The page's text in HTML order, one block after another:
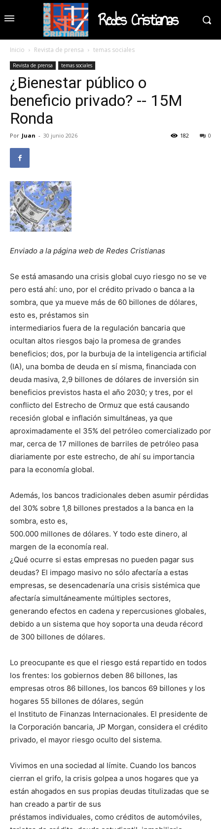
Redes Cristianas
Inicio Revista de prensa temas sociales
Revista de prensa temas sociales
¿Bienestar público o
beneficio privado? -- 15M
Ronda
Por Juan - 30 junio 2026 0
182
Enviado a la página web de Redes Cristianas
Se está amasando una crisis global cuyo riesgo no se ve
pero está ahí: uno, por el crédito privado o banca a la
sombra, que ya mueve más de 60 billones de dólares,
esto es, préstamos sin
intermediarios fuera de la regulación bancaria que
ocultan altos riesgos bajo la promesa de grandes
beneficios; dos, por la burbuja de la inteligencia artificial
(IA), una bomba de deuda en sí misma, financiada con
deuda masiva, 2,9 billones de dólares de inversión sin
beneficios previstos hasta el año 2030; y tres, por el
conflicto del Estrecho de Ormuz que está causando
recesión global e inflación simultáneas, ya que
aproximadamente el 35% del petróleo comercializado por
mar, cerca de 17 millones de barriles de petróleo pasa
diariamente por este estrecho, de ahí su importancia
para la economía global.
Además, los bancos tradicionales deben asumir pérdidas
del 30% sobre 1,8 billones prestados a la banca en la
sombra, esto es,
500.000 millones de dólares. Y todo este dinero, al
margen de la economía real.
¿Qué ocurre si estas empresas no pueden pagar sus
deudas? El impago masivo no sólo afectaría a estas
empresas, se desencadenaría una crisis sistémica que
afectaría simultáneamente múltiples sectores,
generando efectos en cadena y repercusiones globales,
debido a un sistema que hoy soporta una deuda récord
de 300 billones de dólares.
Lo preocupante es que el riesgo está repartido en todos
los frentes: los gobiernos deben 86 billones, las
empresas otros 86 billones, los bancos 69 billones y los
hogares 55 billones de dólares, según
el Instituto de Finanzas Internacionales. El presidente de
la Corporación bancaria, JP Morgan, considera el crédito
privado, el mayor riesgo oculto del sistema.
Vivimos en una sociedad al límite. Cuando los bancos
cierran el grifo, la crisis golpea a unos hogares que ya
están ahogados en sus propias deudas titulizadas que se
han creado a partir de sus
préstamos individuales, como créditos de automóviles,